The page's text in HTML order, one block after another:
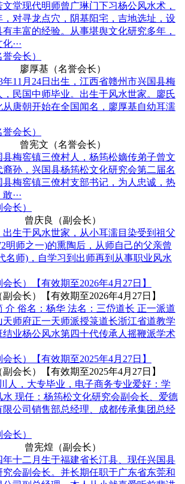
堂现代明师曾广琳门下习杨公风水术，
，对寻龙点穴，阴基阳宅，吉地选址，设
丰富的经验。从事堪舆文化研究多年，
···
廖厚基（名誉会长）
年11月24日出生，江西省赣州市兴国县梅
民国中师毕业。出生于风水世家。廖氏
从唐朝开始在全国闻名，廖厚基自幼耳濡
曾宪文（名誉会长）
县梅窖镇三僚村人，杨筠松嫡传弟子曾文
孙，兴国县杨筠松文化研究会第二届名
县梅窖镇三僚村支部书记，为人忠诚，热
···
曾庆良（副会长）
出生于风水世家，从小耳濡目染受到祖父
明师之一)的熏陶后，从师自己的父亲曾
名师)，自学习到出师再到从事职业风水
会长）【有效期至2026年4月27日】
介 俗名：杨华 法名：三岱道长 正一派道
师府正一天师派授箓道长浙江省道教学
结业杨公风水第四十代传承人摇鞭派学术
会长）【有效期至2025年4月27日】
人，大专毕业，电子商务专业爱好：学
水 现任：杨筠松文化研究会副会长、爱德
限公司销售部总经理、成都传承集团总经
曾宪煌（副会长）
年十二月生于福建省长汀县、现任兴国县
会副会长。并长期任职于广东省东莞和